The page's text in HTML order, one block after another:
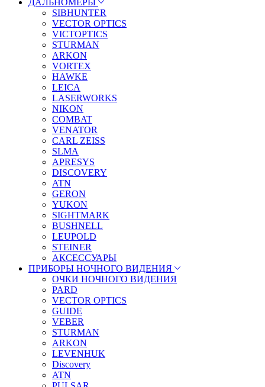
SIBHUNTER
VECTOR OPTICS
VICTOPTICS
STURMAN
ARKON
VORTEX
HAWKE
LEICA
LASERWORKS
NIKON
COMBAT
VENATOR
CARL ZEISS
SLMA
APRESYS
DISCOVERY
ATN
GERON
YUKON
SIGHTMARK
BUSHNELL
LEUPOLD
STEINER
АКСЕССУАРЫ
ПРИБОРЫ НОЧНОГО ВИДЕНИЯ
ОЧКИ НОЧНОГО ВИДЕНИЯ
PARD
VECTOR OPTICS
GUIDE
VEBER
STURMAN
ARKON
LEVENHUK
Discovery
ATN